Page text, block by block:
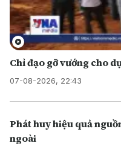
Chỉ đạo gỡ vướng cho
07-08-2026, 22:43
Phát huy hiệu quả
ngoài